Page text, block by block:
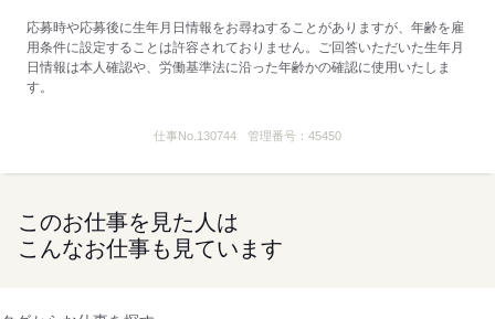
応募時や応募後に生年月日情報をお尋ねすることがありますが、年齢を雇
用条件に設定することは許容されておりません。ご回答いただいた生年月
日情報は本人確認や、労働基準法に沿った年齢かの確認に使用いたしま
す。
仕事No. 130744 管理番号： 45450
このお仕事を見た人は
こんなお仕事も見ています